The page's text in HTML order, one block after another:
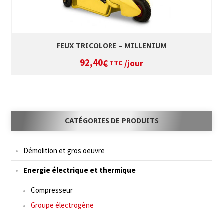
FEUX TRICOLORE – MILLENIUM
92,40€ TTC /jour
CATÉGORIES DE PRODUITS
Démolition et gros oeuvre
Energie électrique et thermique
Compresseur
Groupe électrogène